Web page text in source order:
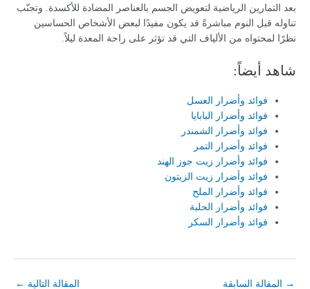
بعد التمارين الرياضية لتعويض الجسم بالعناصر المضادة للأكسدة. وتجنّب
تناوله قبل النوم مباشرةً قد يكون مفيدًا لبعض الأشخاص الحساسين
نظرًا لمحتواه من الألياف التي قد تؤثر على راحة المعدة ليلاً.
شاهد أيضاً:
فوائد وأضرار العسل
فوائد وأضرار البابايا
فوائد وأضرار الشمندر
فوائد وأضرار التمر
فوائد وأضرار زيت جوز الهند
فوائد وأضرار زيت الزيتون
فوائد وأضرار الملح
فوائد وأضرار الحلبة
فوائد وأضرار السكر
→ المقالة السابقة المقالة التالية ←